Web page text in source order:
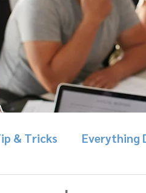
& Tricks Everything